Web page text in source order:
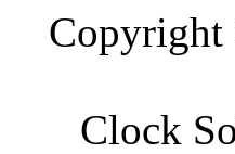
Copyright
Clock